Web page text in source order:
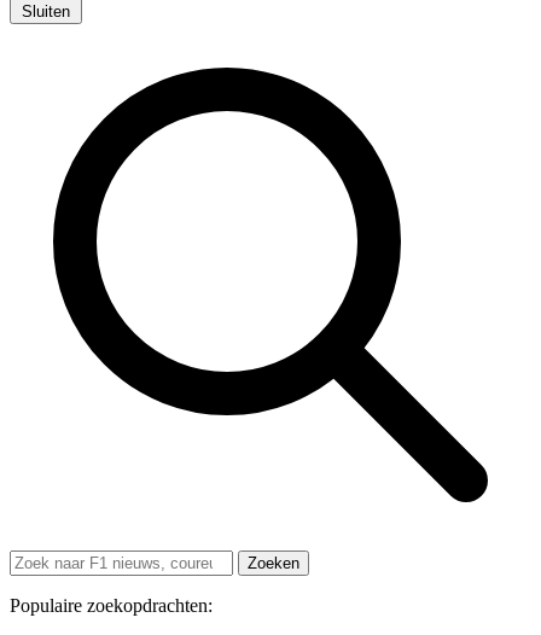
Sluiten
Zoeken
Populaire zoekopdrachten: